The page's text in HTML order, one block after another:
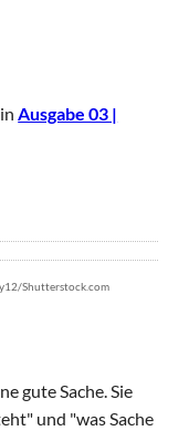
Ausgabe 03 |
Shutterstock.com
gute Sache. Sie
und "was Sache